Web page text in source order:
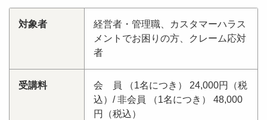
対象者
経営者・管理職、カスタマーハラス
メントでお困りの方、クレーム応対
者
受講料
会 員 （1名につき） 24,000円（税
込）/ 非会員 （1名につき） 48,000
円（税込）